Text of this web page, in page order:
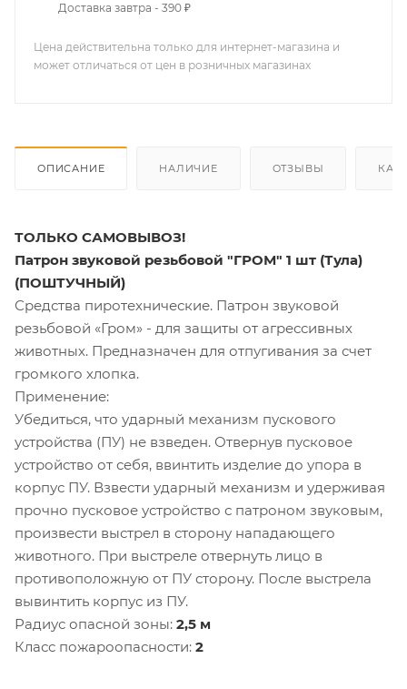
Доставка завтра - 390 ₽
Цена действительна только для интернет-магазина и
может отличаться от цен в розничных магазинах
ОПИСАНИЕ НАЛИЧИЕ ОТЗЫВЫ КАК
ТОЛЬКО САМОВЫВОЗ!
Патрон звуковой резьбовой "ГРОМ" 1 шт (Тула)
(ПОШТУЧНЫЙ)
Средства пиротехнические. Патрон звуковой
резьбовой «Гром» - для защиты от агрессивных
животных. Предназначен для отпугивания за счет
громкого хлопка.
Применение:
Убедиться, что ударный механизм пускового
устройства (ПУ) не взведен. Отвернув пусковое
устройство от себя, ввинтить изделие до упора в
корпус ПУ. Взвести ударный механизм и удерживая
прочно пусковое устройство с патроном звуковым,
произвести выстрел в сторону нападающего
животного. При выстреле отвернуть лицо в
противоположную от ПУ сторону. После выстрела
вывинтить корпус из ПУ.
Радиус опасной зоны: 2,5 м
Класс пожароопасности: 2